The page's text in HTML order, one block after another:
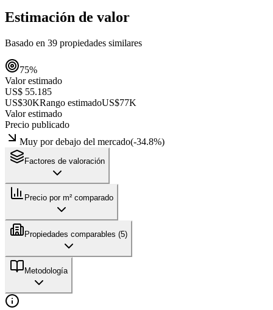
Estimación de valor
Basado en 39 propiedades similares
75%
Valor estimado
US$ 55.185
US$30KRango estimadoUS$77K
Valor estimado
Precio publicado
Muy por debajo del mercado(-34.8%)
Factores de valoración
Precio por m² comparado
Propiedades comparables (5)
Metodología